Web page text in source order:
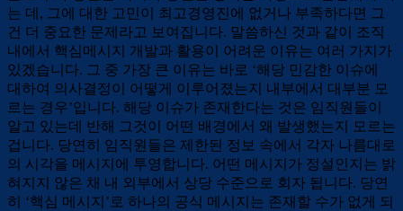
는 데, 그에 대한 고민이 최고경영진에 없거나 부족하다면 그
건 더 중요한 문제라고 보여집니다. 말씀하신 것과 같이 조직
내에서 핵심메시지 개발과 활용이 어려운 이유는 여러 가지가
있겠습니다. 그 중 가장 큰 이유는 바로 ‘해당 민감한 이슈에
대하여 의사결정이 어떻게 이루어졌는지 내부에서 대부분 모
르는 경우’입니다. 해당 이슈가 존재한다는 것은 임직원들이
알고 있는데 반해 그것이 어떤 배경에서 왜 발생했는지 모르는
겁니다. 당연히 임직원들은 제한된 정보 속에서 각자 나름대로
의 시각을 메시지에 투영합니다. 어떤 메시지가 정설인지는 밝
혀지지 않은 채 내 외부에서 상당 수준으로 회자 됩니다. 당연
히 ‘핵심 메시지’로 하나의 공식 메시지는 존재할 수가 없게 되